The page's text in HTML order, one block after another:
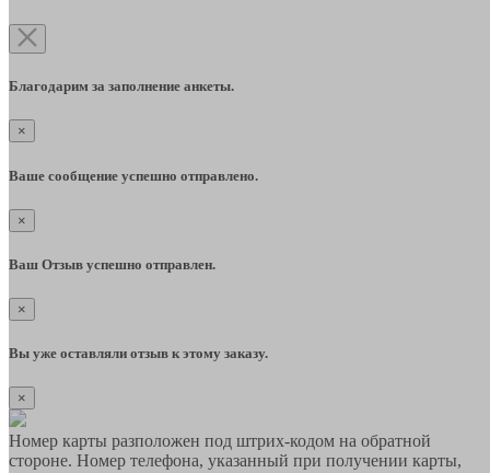
Благодарим за заполнение анкеты.
×
Ваше сообщение успешно отправлено.
×
Ваш Отзыв успешно отправлен.
×
Вы уже оставляли отзыв к этому заказу.
×
Номер карты разположен под штрих-кодом на обратной
стороне. Номер телефона, указанный при получении карты,